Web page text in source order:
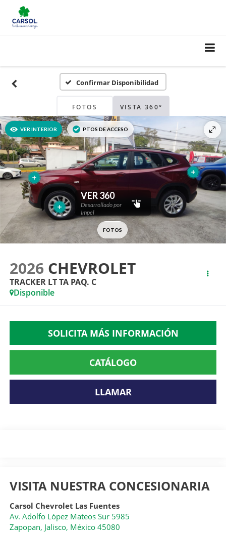
Confirmar Disponibilidad
FOTOS VISTA 360°
2026 CHEVROLET
TRACKER LT TA PAQ. C
Disponible
SOLICITA MÁS INFORMACIÓN
CATÁLOGO
LLAMAR
VISITA NUESTRA CONCESIONARIA
Carsol Chevrolet Las Fuentes
Av. Adolfo López Mateos Sur 5985
Zapopan, Jalisco, México 45080